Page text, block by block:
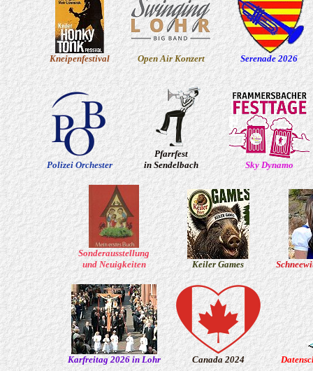
Kneipenfestival Open Air Konzert Serenade 2026
Polizei Orchester
Pfarrfest
in Sendelbach
Sky Dynamo
Sonderausstellung
und Neuigkeiten
Keiler Games
Karfreitag 2026 in Lohr Canada 2024